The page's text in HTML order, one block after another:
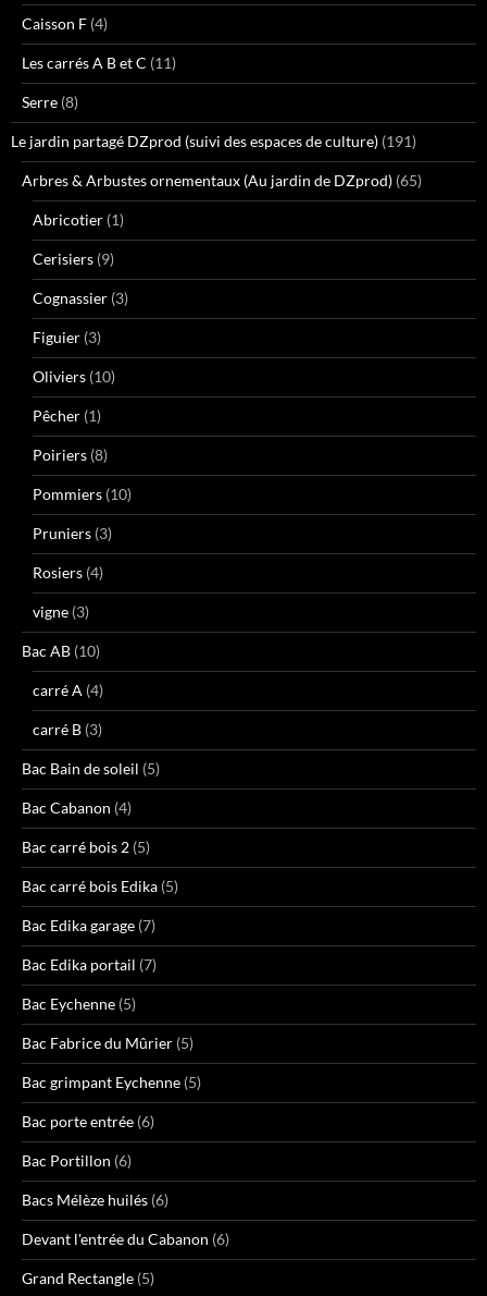
Caisson F (4)
Les carrés A B et C (11)
Serre (8)
Le jardin partagé DZprod (suivi des espaces de culture) (191)
Arbres & Arbustes ornementaux (Au jardin de DZprod) (65)
Abricotier (1)
Cerisiers (9)
Cognassier (3)
Figuier (3)
Oliviers (10)
Pêcher (1)
Poiriers (8)
Pommiers (10)
Pruniers (3)
Rosiers (4)
vigne (3)
Bac AB (10)
carré A (4)
carré B (3)
Bac Bain de soleil (5)
Bac Cabanon (4)
Bac carré bois 2 (5)
Bac carré bois Edika (5)
Bac Edika garage (7)
Bac Edika portail (7)
Bac Eychenne (5)
Bac Fabrice du Mûrier (5)
Bac grimpant Eychenne (5)
Bac porte entrée (6)
Bac Portillon (6)
Bacs Mélèze huilés (6)
Devant l'entrée du Cabanon (6)
Grand Rectangle (5)